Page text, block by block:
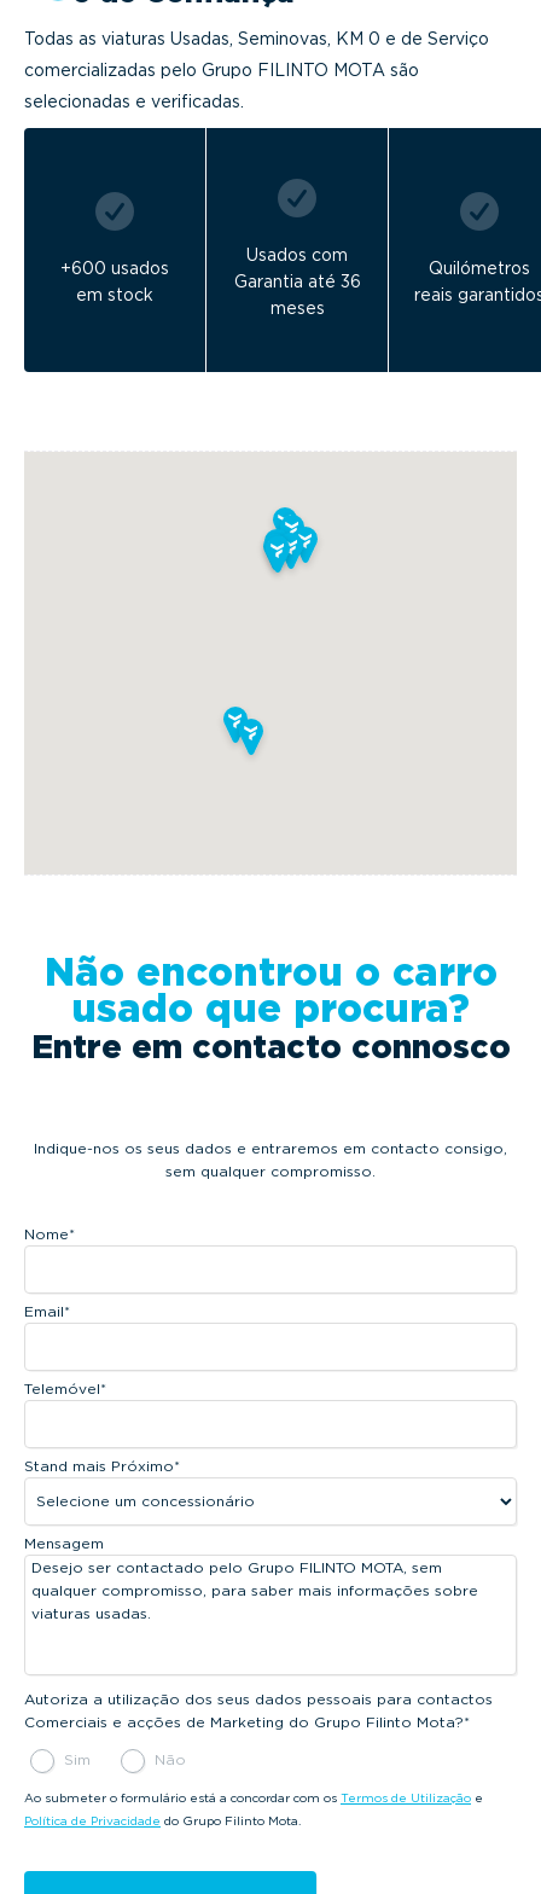
Todas as viaturas Usadas, Seminovas, KM 0 e de Serviço
comercializadas pelo Grupo FILINTO MOTA são
selecionadas e verificadas.
+600 usados
em stock
Usados com
Garantia até 36
meses
Quilómetros
reais
Não encontrou o carro
usado que procura?
Entre em contacto connosco
Indique-nos os seus dados e entraremos em contacto consigo,
sem qualquer compromisso.
Nome*
Email*
Telemóvel*
Stand mais Próximo*
Mensagem
Autoriza a utilização dos seus dados pessoais para contactos
Comerciais e acções de Marketing do Grupo Filinto Mota?*
Sim Não
Ao submeter o formulário está a concordar com os Termos de Utilização e
Política de Privacidade do Grupo Filinto Mota.